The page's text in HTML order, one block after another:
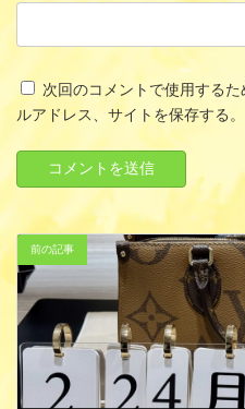
次回のコメントで使用する
ルアドレス、サイトを保存する。
前の記事